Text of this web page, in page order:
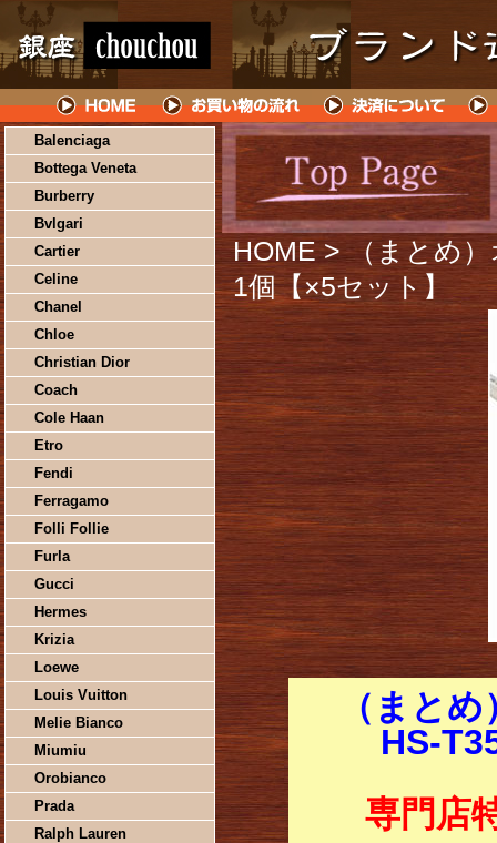
Balenciaga
Bottega Veneta
Burberry
Bvlgari
Cartier
Celine
Chanel
Chloe
Christian Dior
Coach
Cole Haan
Etro
Fendi
Ferragamo
Folli Follie
Furla
Gucci
Hermes
Krizia
Loewe
Louis Vuitton
Melie Bianco
Miumiu
Orobianco
Prada
Ralph Lauren
HOME > （まとめ
1個【×5セット】
（まと
HS-
専門店